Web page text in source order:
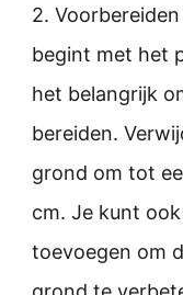
2.
begint met het
het belangrijk
bereiden.
grond om tot
cm. Je kunt
toevoegen om